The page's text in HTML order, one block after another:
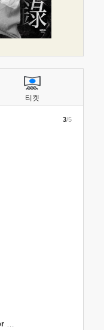
Inner Excellence: Train Your Mind for Extraordinary Performance and the Best Possible Life
3/5
티켓